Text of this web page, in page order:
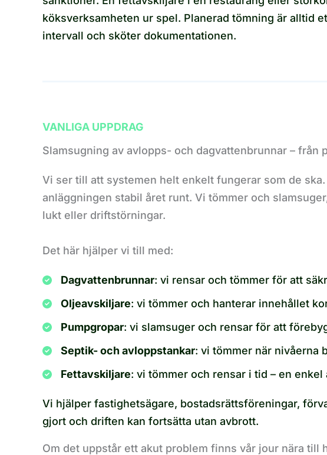
köksverksamheten ur spel. Planerad tömning är alltid
intervall och sköter dokumentationen.
VANLIGA UPPDRAG
Slamsugning av avlopps- och dagvattenbrunnar –
Vi ser till att systemen helt enkelt fungerar som de
anläggningen stabil året runt. Vi tömmer och
lukt eller driftstörningar.
Det här hjälper vi till med:
Dagvattenbrunnar: vi rensar och tömmer för att
Oljeavskiljare: vi tömmer och hanterar innehållet
Pumpgropar: vi slamsuger och rensar för att
Septik- och avloppstankar: vi tömmer när nivåerna
Fettavskiljare: vi tömmer och rensar i tid – en
Vi hjälper fastighetsägare, bostadsrättsföreningar,
gjort och driften kan fortsätta utan avbrott.
Om det uppstår ett akut problem finns vår jour nära